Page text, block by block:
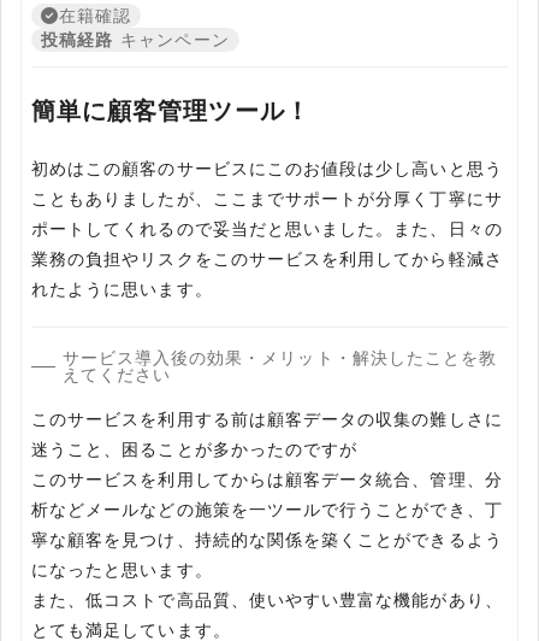
在籍確認
投稿経路 キャンペーン
簡単に顧客管理ツール！
初めはこの顧客のサービスにこのお値段は少し高いと思う
こともありましたが、ここまでサポートが分厚く丁寧にサ
ポートしてくれるので妥当だと思いました。また、日々の
業務の負担やリスクをこのサービスを利用してから軽減さ
れたように思います。
サービス導入後の効果・メリット・解決したことを教
えてください
このサービスを利用する前は顧客データの収集の難しさに
迷うこと、困ることが多かったのですが
このサービスを利用してからは顧客データ統合、管理、分
析などメールなどの施策を一ツールで行うことができ、丁
寧な顧客を見つけ、持続的な関係を築くことができるよう
になったと思います。
また、低コストで高品質、使いやすい豊富な機能があり、
とても満足しています。